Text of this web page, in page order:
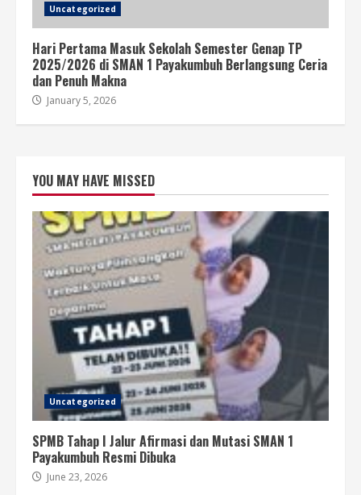
Uncategorized
Hari Pertama Masuk Sekolah Semester Genap TP
2025/2026 di SMAN 1 Payakumbuh Berlangsung Ceria
dan Penuh Makna
January 5, 2026
YOU MAY HAVE MISSED
Uncategorized
SPMB Tahap I Jalur Afirmasi dan Mutasi SMAN 1
Payakumbuh Resmi Dibuka
June 23, 2026